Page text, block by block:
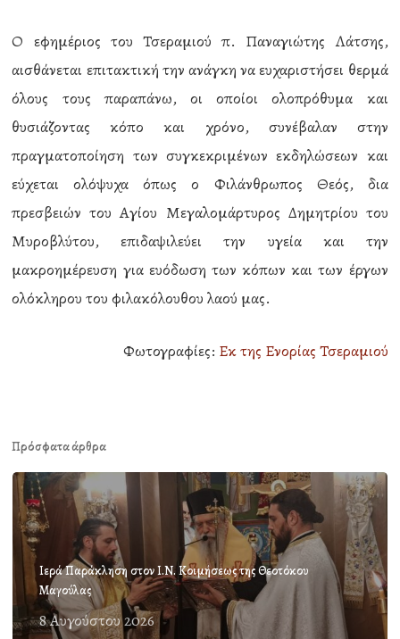
Ο εφημέριος του Τσεραμιού π. Παναγιώτης Λάτσης,
αισθάνεται επιτακτική την ανάγκη να ευχαριστήσει θερμά
όλους τους παραπάνω, οι οποίοι ολοπρόθυμα και
θυσιάζοντας κόπο και χρόνο, συνέβαλαν στην
πραγματοποίηση των συγκεκριμένων εκδηλώσεων και
εύχεται ολόψυχα όπως ο Φιλάνθρωπος Θεός, δια
πρεσβειών του Αγίου Μεγαλομάρτυρος Δημητρίου του
Μυροβλύτου, επιδαψιλεύει την υγεία και την
μακροημέρευση για ευόδωση των κόπων και των έργων
ολόκληρου του φιλακόλουθου λαού μας.
Φωτογραφίες: Εκ της Ενορίας Τσεραμιού
Πρόσφατα άρθρα
Ιερά Παράκληση στον Ι.Ν. Κοιμήσεως της Θεοτόκου
Μαγούλας
8 Αυγούστου 2026